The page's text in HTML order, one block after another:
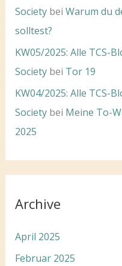
Societybei Warum du
solltest?
KW05/2025: Alle TCS-
Societybei Tor 19
KW04/2025: Alle TCS-
Societybei Meine To-
2025
Archive
April 2025
Februar 2025